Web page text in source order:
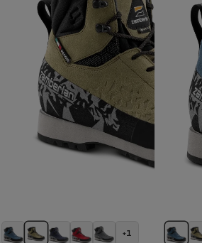
+1